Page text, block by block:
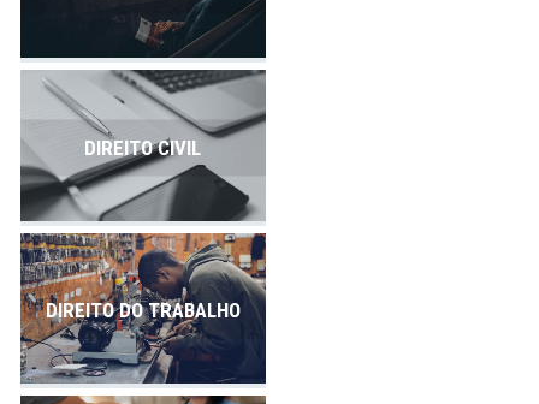
DIREITO CIVIL
DIREITO DO TRABALHO